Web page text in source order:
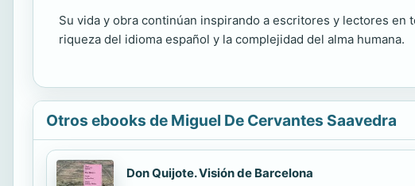
Su vida y obra continúan inspirando a escritores y lectores
riqueza del idioma español y la complejidad del alma humana.
Otros ebooks de Miguel De Cervantes Saavedra
Don Quijote. Visión de Barcelona